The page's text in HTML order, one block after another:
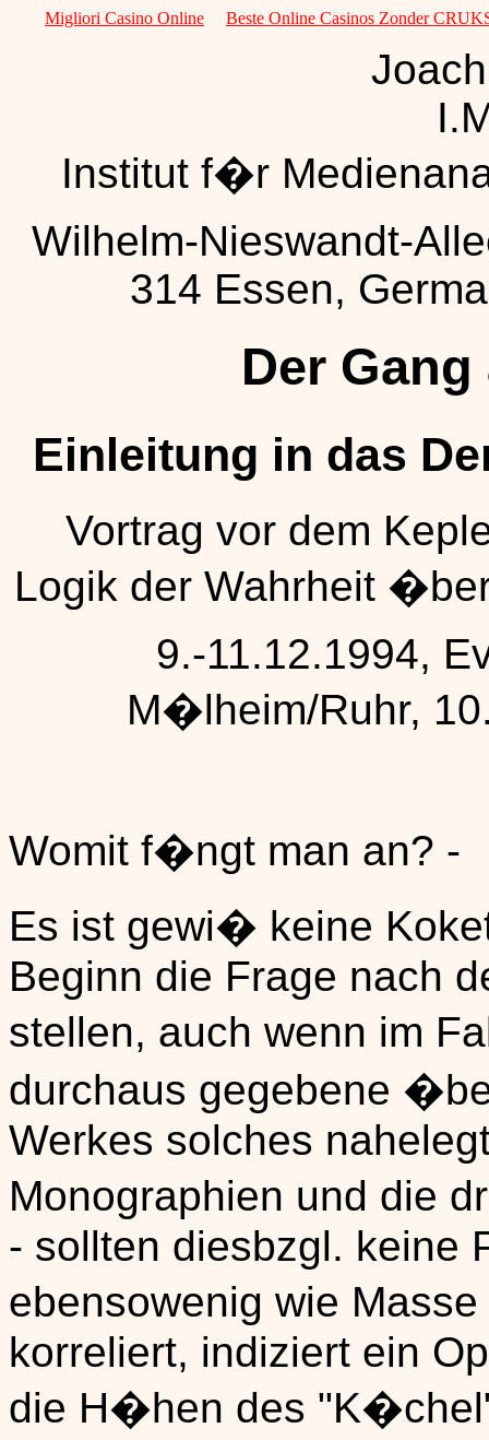
Migliori Casino Online Beste Online Casinos Zonder
Institut f�r
Wilhelm-Nieswandt-
314 Essen,
Der
Einleitung in das
Vortrag vor dem
Logik der Wahrheit
9.-11.12.1994,
M�lheim/Ruhr,
Womit f�ngt man an? -
Es ist gewi� keine
Beginn die Frage nach
stellen, auch wenn im
durchaus gegebene
Werkes solches
Monographien und die
- sollten diesbzgl. keine
ebensowenig wie
korreliert, indiziert ein
die H�hen des